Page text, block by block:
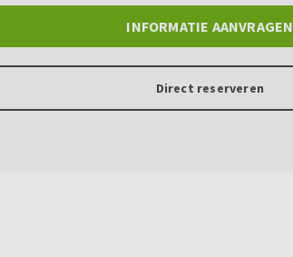
INFORMATIE AANVRAGEN
Direct reserveren